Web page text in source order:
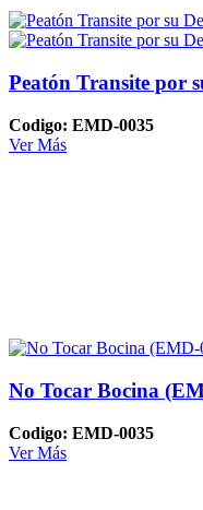
Peatón Transite por
Codigo: EMD-0035
Ver Más
No Tocar Bocina
Codigo: EMD-0035
Ver Más